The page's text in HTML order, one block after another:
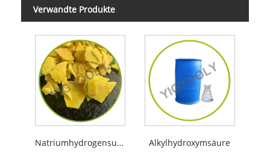
Verwandte Produkte
Natriumhydrogensulfid Alkylhydroxymsäure